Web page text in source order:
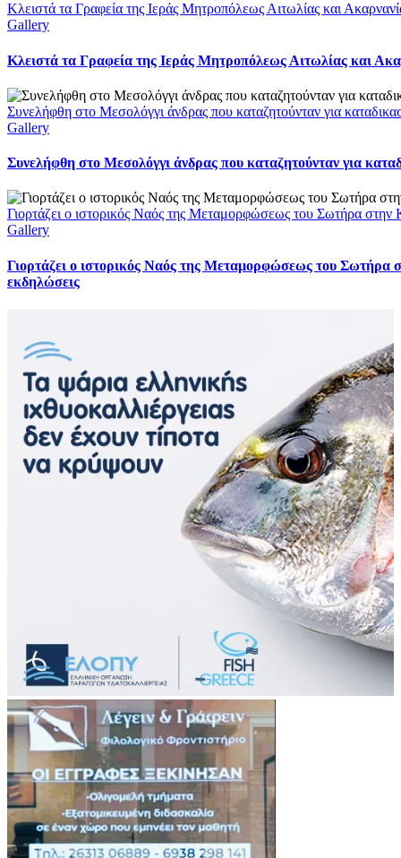
Κλειστά τα Γραφεία της Ιεράς Μητροπόλεως Αιτωλίας και
Gallery
Κλειστά τα Γραφεία της Ιεράς Μητροπόλεως Αιτωλίας και
Συνελήφθη στο Μεσολόγγι άνδρας που καταζητούνταν για
Gallery
Συνελήφθη στο Μεσολόγγι άνδρας που καταζητούνταν για
Γιορτάζει ο ιστορικός Ναός της Μεταμορφώσεως του Σωτήρα στην
Gallery
Γιορτάζει ο ιστορικός Ναός της Μεταμορφώσεως του Σωτήρα
εκδηλώσεις